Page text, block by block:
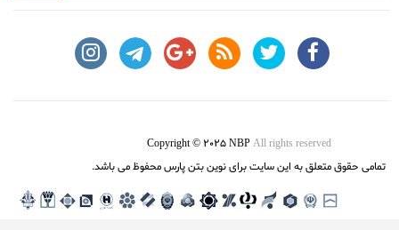
Copyright © 2025 NBPAll rights reserved
تمامی حقوق متعلق به این سایت برای نوین بتن پارس محفوظ می باشد.